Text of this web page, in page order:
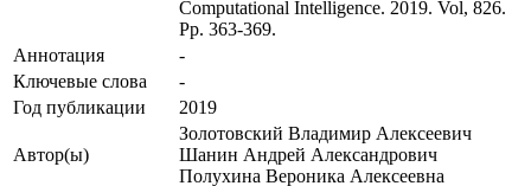
Computational Intelligence. 2019. Vol, 826.
Pp. 363-369.
Аннотация
-
Ключевые cлова
-
Год публикации
2019
Автор(ы)
Золотовский Владимир Алексеевич
Шанин Андрей Александрович
Полухина Вероника Алексеевна